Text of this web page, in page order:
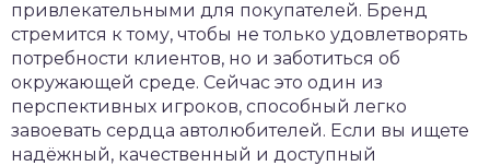
привлекательными для покупателей. Бренд
стремится к тому, чтобы не только удовлетворять
потребности клиентов, но и заботиться об
окружающей среде. Сейчас это один из
перспективных игроков, способный легко
завоевать сердца автолюбителей. Если вы ищете
надёжный, качественный и доступный